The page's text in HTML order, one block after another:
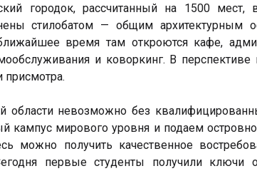
городок, рассчитанный на 1500 мест,
стилобатом — общим архитектурным
время там откроются кафе,
и коворкинг. В перспективе
присмотра.
области невозможно без
кампус мирового уровня и подаем
можно получить качественное
первые студенты получили ключи